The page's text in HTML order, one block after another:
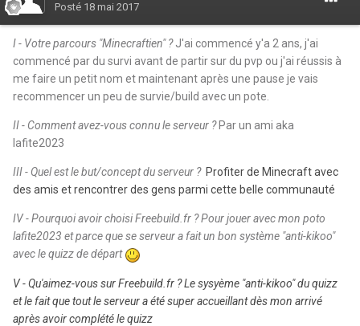
Posté 18 mai 2017
I - Votre parcours "Minecraftien" ?J'ai commencé y'a 2 ans, j'ai
commencé par du survi avant de partir sur du pvp ou j'ai réussis à
me faire un petit nom et maintenant après une pause je vais
recommencer un peu de survie/build avec un pote.
II - Comment avez-vous connu le serveur ? Par un ami aka
lafite2023
III - Quel est le but/concept du serveur ?Profiter de Minecraft avec
des amis et rencontrer des gens parmi cette belle communauté
IV - Pourquoi avoir choisi Freebuild.fr ? Pour jouer avec mon poto
lafite2023 et parce que se serveur a fait un bon système "anti-kikoo"
avec le quizz de départ
V - Qu'aimez-vous sur Freebuild.fr ? Le sysyème "anti-kikoo" du quizz
et le fait que tout le serveur a été super accueillant dès mon arrivé
après avoir complété le quizz